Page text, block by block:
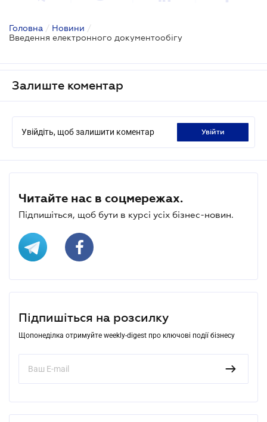
Головна / Новини /
Введення електронного документообігу
Залиште коментар
Увійдіть, щоб залишити коментар увійти
Читайте нас в соцмережах.
Підпишіться, щоб бути в курсі усіх бізнес-новин.
Підпишіться на розсилку
Щопонеділка отримуйте weekly-digest про ключові події бізнесу